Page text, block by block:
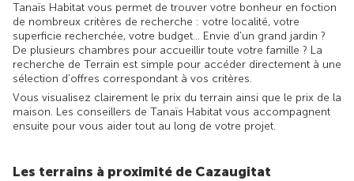
Tanaïs Habitat vous permet de trouver votre bonheur en foction
de nombreux critères de recherche : votre localité, votre
superficie recherchée, votre budget... Envie d'un grand jardin ?
De plusieurs chambres pour accueillir toute votre famille ? La
recherche de Terrain est simple pour accéder directement à une
sélection d'offres correspondant à vos critères.
Vous visualisez clairement le prix du terrain ainsi que le prix de la
maison. Les conseillers de Tanaïs Habitat vous accompagnent
ensuite pour vous aider tout au long de votre projet.
Les terrains à proximité de Cazaugitat